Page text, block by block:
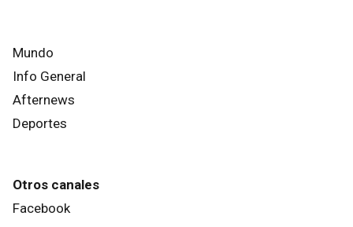
Mundo
Info General
Afternews
Deportes
Otros canales
Facebook